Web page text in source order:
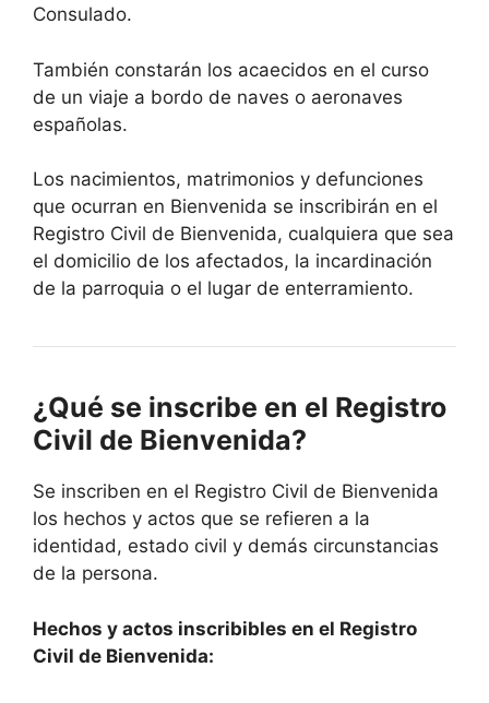
Consulado.
También constarán los acaecidos en el curso
de un viaje a bordo de naves o aeronaves
españolas.
Los nacimientos, matrimonios y defunciones
que ocurran en Bienvenida se inscribirán en el
Registro Civil de Bienvenida, cualquiera que sea
el domicilio de los afectados, la incardinación
de la parroquia o el lugar de enterramiento.
¿Qué se inscribe en el Registro
Civil de Bienvenida?
Se inscriben en el Registro Civil de Bienvenida
los hechos y actos que se refieren a la
identidad, estado civil y demás circunstancias
de la persona.
Hechos y actos inscribibles en el Registro
Civil de Bienvenida: